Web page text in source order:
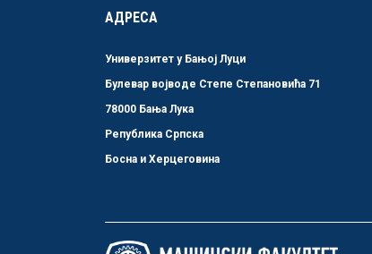
АДРЕСА
Универзитет у Бањој Луци
Булевар војводе Степе Степановића 71
78000 Бања Лука
Република Српска
Босна и Херцеговина